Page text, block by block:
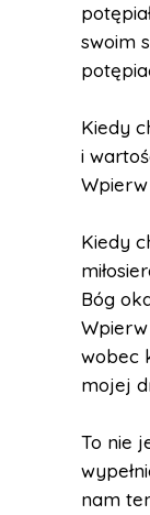
swoim
Kiedy
i
Kiedy
Bóg
wobec
mojej
To nie
nam